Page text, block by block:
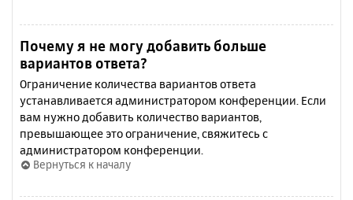
Почему я не могу добавить больше
вариантов ответа?
Ограничение количества вариантов ответа
устанавливается администратором конференции. Если
вам нужно добавить количество вариантов,
превышающее это ограничение, свяжитесь с
администратором конференции.
Вернуться к началу